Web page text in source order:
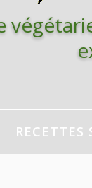
RECETTES